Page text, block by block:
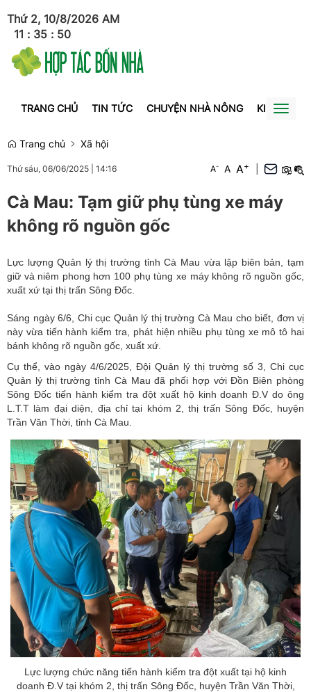
Thứ 2, 10/8/2026
11 : 35 : 50
AM
TRANG CHỦ TIN TỨC CHUYỆN NHÀ NÔNG KINH TẾToggle
Trang chủ
Xã hội
Thứ sáu, 06/06/2025 14:16 A- A A+
Cà Mau: Tạm giữ phụ tùng xe máy
không rõ nguồn gốc
Lực lượng Quản lý thị trường tỉnh Cà Mau vừa lập biên bản, tạm
giữ và niêm phong hơn 100 phụ tùng xe máy không rõ nguồn gốc,
xuất xứ tại thị trấn Sông Đốc.
Sáng ngày 6/6, Chi cục Quản lý thị trường Cà Mau cho biết, đơn vị
này vừa tiến hành kiểm tra, phát hiện nhiều phụ tùng xe mô tô hai
bánh không rõ nguồn gốc, xuất xứ.
Cụ thể, vào ngày 4/6/2025, Đội Quản lý thị trường số 3, Chi cục
Quản lý thị trường tỉnh Cà Mau đã phối hợp với Đồn Biên phòng
Sông Đốc tiến hành kiểm tra đột xuất hộ kinh doanh Đ.V do ông
L.T.T làm đại diện, địa chỉ tại khóm 2, thị trấn Sông Đốc, huyện
Trần Văn Thời, tỉnh Cà Mau.
Lực lượng chức năng tiến hành kiểm tra đột xuất tại hộ kinh
doanh Đ.V tại khóm 2, thị trấn Sông Đốc, huyện Trần Văn Thời,